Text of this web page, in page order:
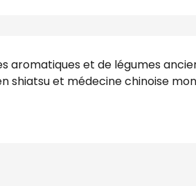
aromatiques et de légumes
shiatsu et médecine chinoise